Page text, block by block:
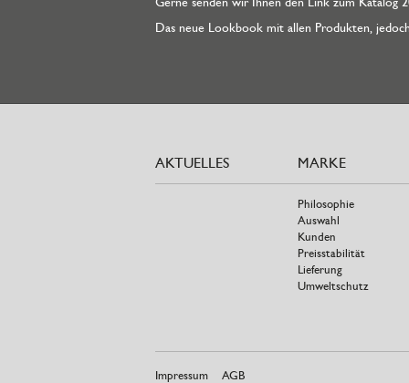
Das neue Lookbook mit allen Produkten,
AKTUELLES MARKE
Philosophie
Auswahl
Kunden
Preisstabilität
Lieferung
Umweltschutz
Impressum AGB